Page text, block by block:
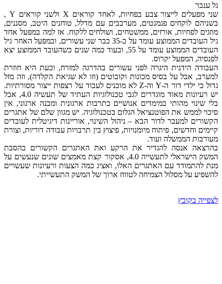
גל ענבר
שני מפעלים לייצור צבע בפחיות, לאחד קוראים X ולשני קוראים Y ,
בשניהם לוקחים פגמנטים, מערבבים עם מדלל, טוחנים היטב, מסננים,
מוזגים לפחיות, אורזים, ממשטחים, ושולחים ללקוח. אז למה במפעל אחד
גיל העובדים הממוצע עומד על כ-35 כבר שני עשורים, ובמפעל האחר גיל
העובדים הממוצע עומד על 55, ובעוד כמה שנים כשהעובד הממוצע יצא
לפנסיה, המפעל יקרוס.
העבודה הידנית היגרה לפני עשורים בהדרגה למזרח, וכעת היא חוזרת
למערב, אבל על בסיס מכונות וקובוטים (וזו לא שגיאת הקלדה), וזה מזל
גדול כי ילדי דור ה-Y וה-Z לא מוכנים לעבוד על רצפות ייצור מסורתיות.
יש רעיונות מאוד מוגדרים לגבי טכנולוגיות העתיד של תעשיה 4.0, אבל
בלי שינוי מהותי במימדים אנושיים כתרבות ארגונית ומבנה ארגוני, אין
סיכוי לממש את הפוטנציאל הגלום בטכנולוגיה. יש מגוון שלם של אתגרים
הקשורים למעבר לדור הבא – ניהול השינוי, אוריינות דיגיטלית לעובדים
קיימים וחדשים, פיתוח מיומנויות, פיצוץ בין תרבויות עבודה דוריות, וצורת
מעורבות הממשלה ועוד.
בהרצאה אנסה להגדיר את הרקע ואת האתגרים הקשורים בהסבת
המשק הישראלי לתעשייה 4.0, אסקור קצת מאמצים שונים שנעשים על
מנת להתמודד עם האתגרים האלו, ואציג כמה הצעות ורעיונות שעשויים
להשפיע על מסלול הצמיחה לטווח ארוך של המשק התעשייתי.
לצפייה בקובץ